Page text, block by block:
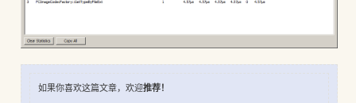
如果你喜欢这篇文章，欢迎推荐！